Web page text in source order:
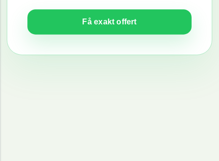
Få exakt offert